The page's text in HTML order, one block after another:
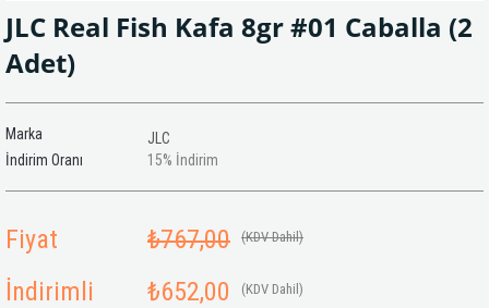
JLC Real Fish Kafa 8gr #01 Caballa (2
Adet)
Marka
JLC
İndirim Oranı
%
15 İndirim
Fiyat ₺767,00 (KDV Dahil)
İndirimli ₺652,00 (KDV Dahil)